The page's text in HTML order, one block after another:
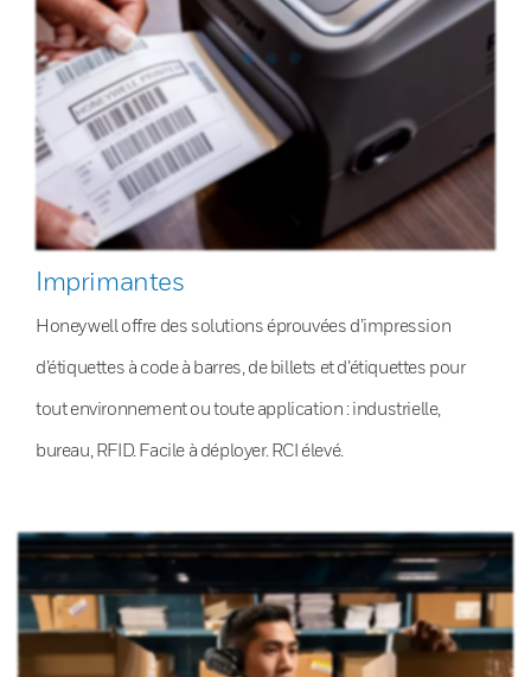
Imprimantes
Honeywell offre des solutions éprouvées d’impression
d’étiquettes à code à barres, de billets et d’étiquettes pour
tout environnement ou toute application : industrielle,
bureau, RFID. Facile à déployer. RCI élevé.